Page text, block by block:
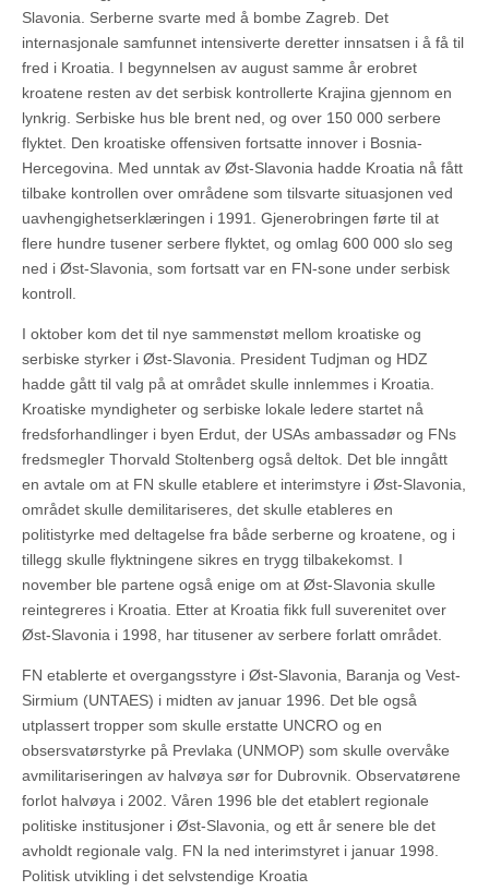
Slavonia. Serberne svarte med å bombe Zagreb. Det
internasjonale samfunnet intensiverte deretter innsatsen i å få til
fred i Kroatia. I begynnelsen av august samme år erobret
kroatene resten av det serbisk kontrollerte Krajina gjennom en
lynkrig. Serbiske hus ble brent ned, og over 150 000 serbere
flyktet. Den kroatiske offensiven fortsatte innover i Bosnia-
Hercegovina. Med unntak av Øst-Slavonia hadde Kroatia nå fått
tilbake kontrollen over områdene som tilsvarte situasjonen ved
uavhengighetserklæringen i 1991. Gjenerobringen førte til at
flere hundre tusener serbere flyktet, og omlag 600 000 slo seg
ned i Øst-Slavonia, som fortsatt var en FN-sone under serbisk
kontroll.
I oktober kom det til nye sammenstøt mellom kroatiske og
serbiske styrker i Øst-Slavonia. President Tudjman og HDZ
hadde gått til valg på at området skulle innlemmes i Kroatia.
Kroatiske myndigheter og serbiske lokale ledere startet nå
fredsforhandlinger i byen Erdut, der USAs ambassadør og FNs
fredsmegler Thorvald Stoltenberg også deltok. Det ble inngått
en avtale om at FN skulle etablere et interimstyre i Øst-Slavonia,
området skulle demilitariseres, det skulle etableres en
politistyrke med deltagelse fra både serberne og kroatene, og i
tillegg skulle flyktningene sikres en trygg tilbakekomst. I
november ble partene også enige om at Øst-Slavonia skulle
reintegreres i Kroatia. Etter at Kroatia fikk full suverenitet over
Øst-Slavonia i 1998, har titusener av serbere forlatt området.
FN etablerte et overgangsstyre i Øst-Slavonia, Baranja og Vest-
Sirmium (UNTAES) i midten av januar 1996. Det ble også
utplassert tropper som skulle erstatte UNCRO og en
obsersvatørstyrke på Prevlaka (UNMOP) som skulle overvåke
avmilitariseringen av halvøya sør for Dubrovnik. Observatørene
forlot halvøya i 2002. Våren 1996 ble det etablert regionale
politiske institusjoner i Øst-Slavonia, og ett år senere ble det
avholdt regionale valg. FN la ned interimstyret i januar 1998.
Politisk utvikling i det selvstendige Kroatia